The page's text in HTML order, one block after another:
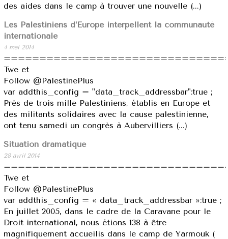
des aides dans le camp à trouver une nouvelle (...)
Les Palestiniens d’Europe interpellent la communauté
internationale
4 mai 2014
Twe et
Follow @PalestinePlus
var addthis_config = "data_track_addressbar":true ;
Près de trois mille Palestiniens, établis en Europe et
des militants solidaires avec la cause palestinienne,
ont tenu samedi un congrès à Aubervilliers (...)
Situation dramatique
28 avril 2014
Twe et
Follow @PalestinePlus
var addthis_config = « data_track_addressbar »:true ;
En juillet 2005, dans le cadre de la Caravane pour le
Droit international, nous étions 138 à être
magnifiquement accueilis dans le camp de Yarmouk (